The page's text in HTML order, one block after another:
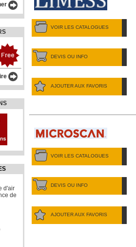
d'air
de
VOIR LES CATALOGUES
DEVIS OU INFO
AJOUTER AUX FAVORIS
VOIR LES CATALOGUES
DEVIS OU INFO
AJOUTER AUX FAVORIS